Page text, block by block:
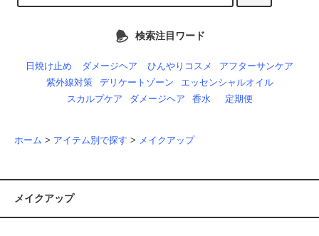
検索注目ワード
日焼け止め ダメージヘア ひんやりコスメ
アフターサンケア
紫外線対策
デリケートゾーン
エッセンシャルオイル
スカルプケア
ダメージヘア 香水 定期便
ホーム > アイテム別で探す > メイクアップ
メイクアップ